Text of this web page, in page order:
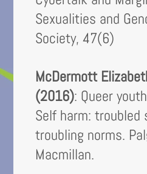
Sexualities and
Society, 47(6)
McDermott
(2016): Queer
Self harm: troubled
troubling norms.
Macmillan.